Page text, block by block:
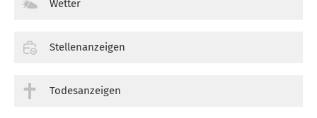
Wetter
Stellenanzeigen
Todesanzeigen